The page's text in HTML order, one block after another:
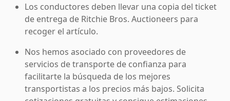
Los conductores deben llevar una copia del ticket
de entrega de Ritchie Bros. Auctioneers para
recoger el artículo.
Nos hemos asociado con proveedores de
servicios de transporte de confianza para
facilitarte la búsqueda de los mejores
transportistas a los precios más bajos. Solicita